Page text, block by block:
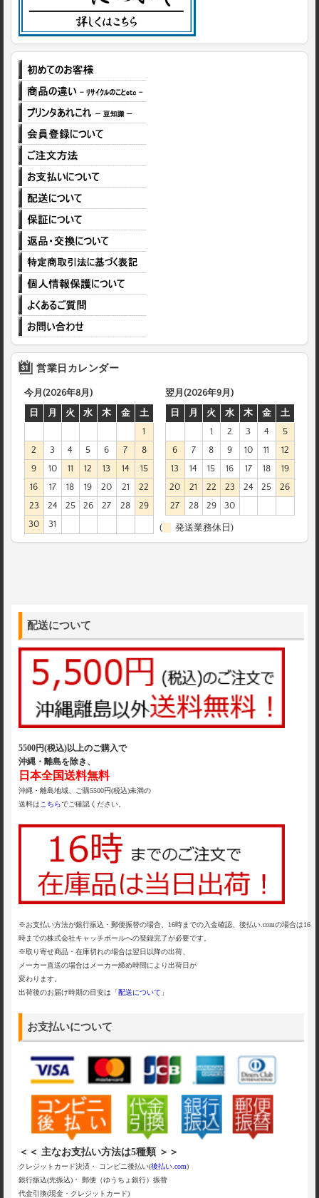
営業日カレンダー
今月(2026年8月)
日
月 火 水 木 金
土
1
2
3 4 5 6 7
8
9
10 11 12 13 14
15
16
17 18 19 20 21
22
23
24 25 26 27 28
29
30
31
翌月(2026年9月)
日
月 火 水 木 金
土
1
2 3 4
5
6
7 8 9 10 11
12
13
14 15 16 17 18
19
20
21 22 23 24 25
26
27
28 29 30
( 発送業務休日)
配送について
5500円(税込)以上のご購入で
沖縄・離島を除き、
日本全国送料無料
沖縄・離島地域、ご購5500円(税込)未満の
送料は こちらでご確認ください。
※お支払い方法が銀行振込・郵便振替の場合、16時までの入金確認、後払い.comの場合は16
時までの株式会社キャッチボールへの登録完了が必要です。
※取り寄せ商品・在庫切れの場合は翌日以降の出荷、
メーカー直送の場合はメーカー締め時間により出荷日が
変わります。
出荷後のお届け時期の目安は「配送について 」
お支払いについて
＜＜ 主なお支払い方法は5種類 ＞＞
クレジットカード決済・ コンビニ後払い(後払い.com)
銀行振込(先振込)・ 郵便（ゆうちょ銀行）振替
代金引換(現金・クレジットカード)